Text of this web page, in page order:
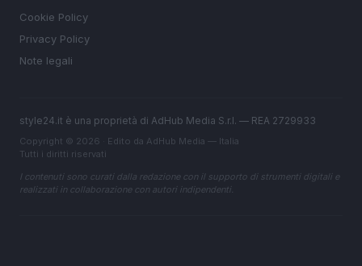
Cookie Policy
Privacy Policy
Note legali
style24.it è una proprietà di AdHub Media S.r.l. — REA 2729933
Copyright © 2026 · Edito da AdHub Media — Italia
Tutti i diritti riservati
I contenuti sono curati dalla redazione con il supporto di strumenti digitali e
realizzati in collaborazione con autori indipendenti.